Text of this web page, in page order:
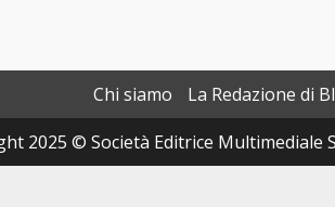
Chi siamo La Redazione di
2025 © Società Editrice Multimediale